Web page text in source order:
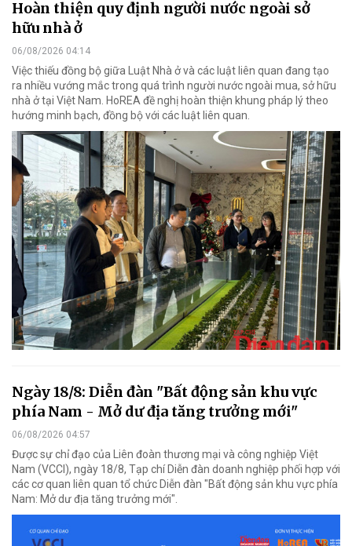
Hoàn thiện quy định người nước ngoài sở
hữu nhà ở
06/08/2026 04:14
Việc thiếu đồng bộ giữa Luật Nhà ở và các luật liên quan đang tạo
ra nhiều vướng mắc trong quá trình người nước ngoài mua, sở hữu
nhà ở tại Việt Nam. HoREA đề nghị hoàn thiện khung pháp lý theo
hướng minh bạch, đồng bộ với các luật liên quan.
Ngày 18/8: Diễn đàn "Bất động sản khu vực
phía Nam - Mở dư địa tăng trưởng mới"
06/08/2026 04:57
Được sự chỉ đạo của Liên đoàn thương mại và công nghiệp Việt
Nam (VCCI), ngày 18/8, Tạp chí Diễn đàn doanh nghiệp phối hợp với
các cơ quan liên quan tổ chức Diễn đàn "Bất động sản khu vực phía
Nam: Mở dư địa tăng trưởng mới".